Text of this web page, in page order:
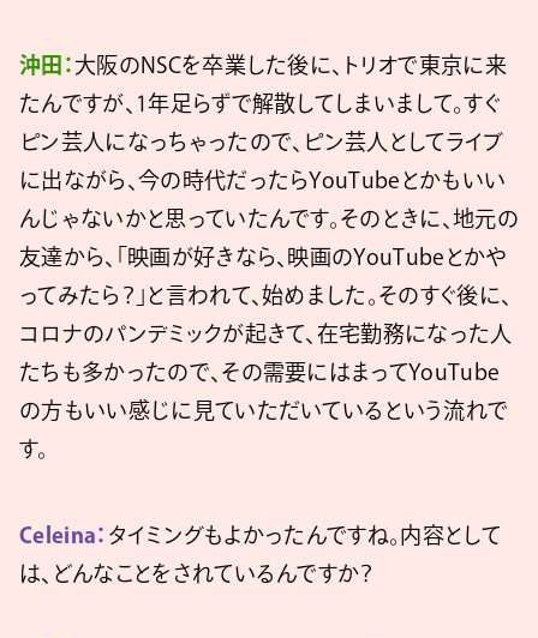
沖田： 大阪のNSCを卒業した後に、トリオで東京に来
たんですが、1年足らずで解散してしまいまして。すぐ
ピン芸人になっちゃったので、ピン芸人としてライブ
に出ながら、今の時代だったらYouTubeとかもいい
んじゃないかと思っていたんです。そのときに、地元の
友達から、「映画が好きなら、映画のYouTubeとかや
ってみたら？」と言われて、始めました。そのすぐ後に、
コロナのパンデミックが起きて、在宅勤務になった人
たちも多かったので、その需要にはまってYouTube
の方もいい感じに見ていただいているという流れで
す。
Celeina： タイミングもよかったんですね。内容として
は、どんなことをされているんですか？